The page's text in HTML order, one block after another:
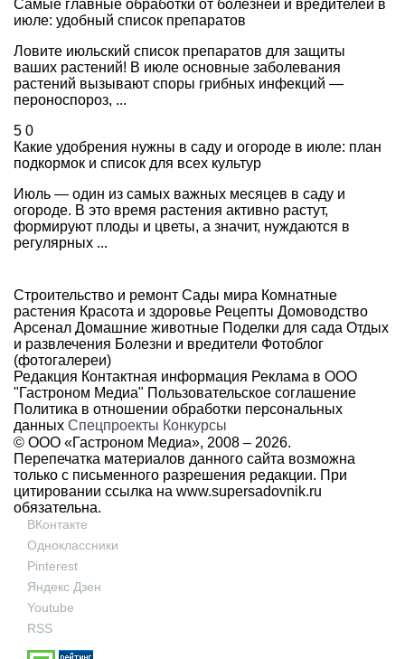
Самые главные обработки от болезней и вредителей в
июле: удобный список препаратов
Ловите июльский список препаратов для защиты
ваших растений! В июле основные заболевания
растений вызывают споры грибных инфекций —
пероноспороз, ...
5 0
Какие удобрения нужны в саду и огороде в июле: план
подкормок и список для всех культур
Июль — один из самых важных месяцев в саду и
огороде. В это время растения активно растут,
формируют плоды и цветы, а значит, нуждаются в
регулярных ...
Строительство и ремонт Сады мира Комнатные
растения Красота и здоровье Рецепты Домоводство
Арсенал Домашние животные Поделки для сада Отдых
и развлечения Болезни и вредители Фотоблог
(фотогалереи)
Редакция Контактная информация Реклама в ООО
"Гастроном Медиа" Пользовательское соглашение
Политика в отношении обработки персональных
данных Спецпроекты Конкурсы
© ООО «Гастроном Медиа», 2008 – 2026.
Перепечатка материалов данного сайта возможна
только с письменного разрешения редакции. При
цитировании ссылка на www.supersadovnik.ru
обязательна.
ВКонтакте
Одноклассники
Pinterest
Яндекс Дзен
Youtube
RSS